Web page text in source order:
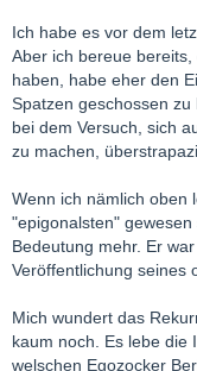
Ich habe es vor dem
Aber ich bereue
haben, habe eher den
Spatzen geschossen
bei dem Versuch, sich
zu machen,
Wenn ich nämlich oben
"epigonalsten"
Bedeutung mehr. Er
Veröffentlichung seines
Mich wundert das
kaum noch. Es lebe die
welschen Egozocker